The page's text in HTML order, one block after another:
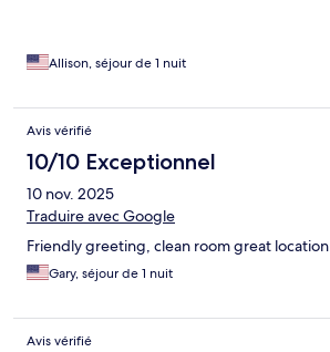
Allison, séjour de 1 nuit
Avis vérifié
10/10 Exceptionnel
10 nov. 2025
Traduire avec Google
Friendly greeting, clean room great location
Gary, séjour de 1 nuit
Avis vérifié